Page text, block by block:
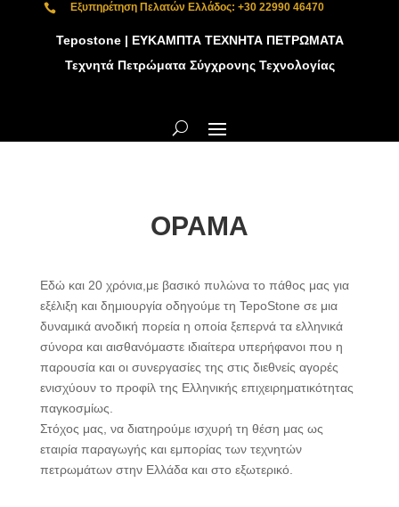
 Εξυπηρέτηση Πελατών Ελλάδος: +30 22990 46470
Tepostone | ΕΥΚΑΜΠΤΑ ΤΕΧΝΗΤΑ ΠΕΤΡΩΜΑΤΑ
Τεχνητά Πετρώματα Σύγχρονης Τεχνολογίας
ΟΡΑΜΑ
Εδώ και 20 χρόνια,με βασικό πυλώνα το πάθος μας για
εξέλιξη και δημιουργία οδηγούμε τη TepoStone σε μια
δυναμικά ανοδική πορεία η οποία ξεπερνά τα ελληνικά
σύνορα και αισθανόμαστε ιδιαίτερα υπερήφανοι που η
παρουσία και οι συνεργασίες της στις διεθνείς αγορές
ενισχύουν το προφίλ της Ελληνικής επιχειρηματικότητας
παγκοσμίως.
Στόχος μας, να διατηρούμε ισχυρή τη θέση μας ως
εταιρία παραγωγής και εμπορίας των τεχνητών
πετρωμάτων στην Ελλάδα και στο εξωτερικό.